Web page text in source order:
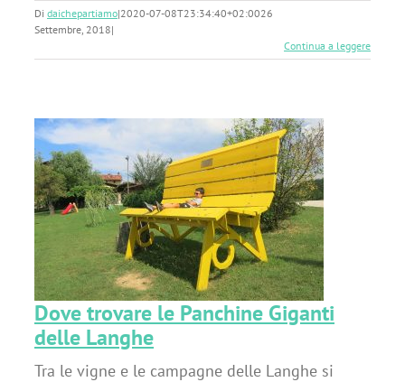
Di daichepartiamo|2020-07-08T23:34:40+02:0026
Settembre, 2018|
Continua a leggere
Dove trovare le Panchine Giganti
delle Langhe
Tra le vigne e le campagne delle Langhe si